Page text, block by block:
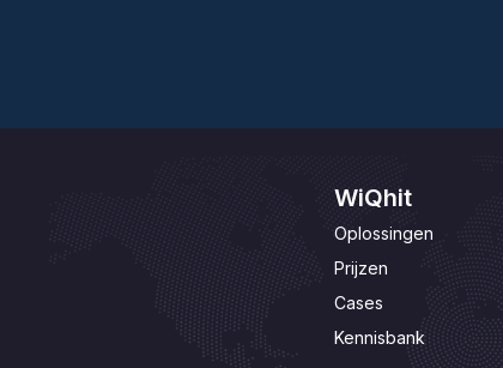
WiQhit
Oplossingen
Prijzen
Cases
Kennisbank